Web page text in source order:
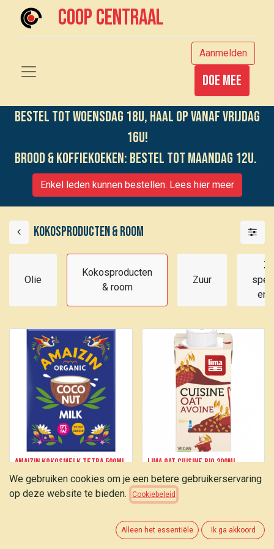
Coop centraal
Aanmelden
Doe mee
Bestel tot woensdag 18u, haal op vanaf vrijdag
16u!
Brood & koffiekoeken: bestel tot maandag 12u.
Enkel leden kunnen bestellen. Lees hier meer
Kokosproducten & room
Olie
Kokosproducten
& room
Zuur
en
AMAIZIN Kokosmelk tetra 500ml
2,90€
Lima Oat cuisine bio 200ml
We gebruiken cookies om je een betere gebruikerservaring
op deze website te bieden.
Cookiebeleid
Alleen het essentiële Ik ga akkoord